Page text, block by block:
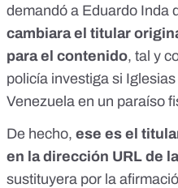
demandó a Eduardo Inda
cambiara el titular
para el contenido, tal y
policía investiga si
Venezuela en un paraíso
De hecho, ese es el
en la dirección URL de
sustituyera por la